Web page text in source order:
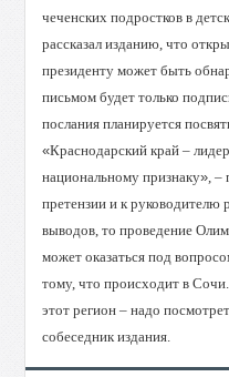
чеченских подростков в
рассказал изданию, что
президенту может быть
письмом будет только
послания планируется
«Краснодарский край –
национальному признаку», –
претензии и к руководителю
выводов, то проведение
может оказаться под
тому, что происходит в
этот регион – надо
собеседник издания.